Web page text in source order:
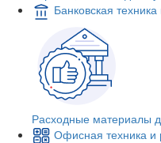
Банковская
Расходные материалы
Офисная техника